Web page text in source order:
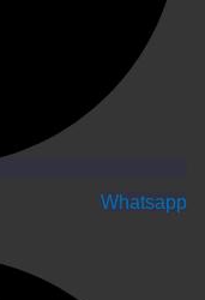
Whatsapp